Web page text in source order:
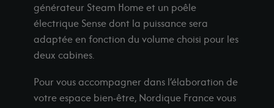
générateur Steam Home et un poêle
électrique Sense dont la puissance sera
adaptée en fonction du volume choisi pour les
deux cabines.
Pour vous accompagner dans l’élaboration de
votre espace bien-être, Nordique France vous